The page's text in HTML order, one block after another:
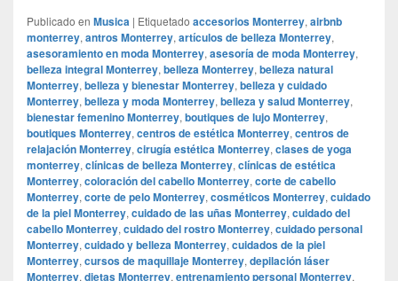
Publicado en Musica | Etiquetado accesorios Monterrey, airbnb
monterrey, antros Monterrey, artículos de belleza Monterrey,
asesoramiento en moda Monterrey, asesoría de moda Monterrey,
belleza integral Monterrey, belleza Monterrey, belleza natural
Monterrey, belleza y bienestar Monterrey, belleza y cuidado
Monterrey, belleza y moda Monterrey, belleza y salud Monterrey,
bienestar femenino Monterrey, boutiques de lujo Monterrey,
boutiques Monterrey, centros de estética Monterrey, centros de
relajación Monterrey, cirugía estética Monterrey, clases de yoga
monterrey, clínicas de belleza Monterrey, clínicas de estética
Monterrey, coloración del cabello Monterrey, corte de cabello
Monterrey, corte de pelo Monterrey, cosméticos Monterrey, cuidado
de la piel Monterrey, cuidado de las uñas Monterrey, cuidado del
cabello Monterrey, cuidado del rostro Monterrey, cuidado personal
Monterrey, cuidado y belleza Monterrey, cuidados de la piel
Monterrey, cursos de maquillaje Monterrey, depilación láser
Monterrey, dietas Monterrey, entrenamiento personal Monterrey,